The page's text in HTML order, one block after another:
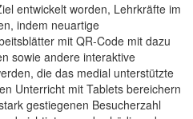
entwickelt worden, Lehrkräfte im
indem neuartige
mit QR-Code mit dazu
sowie andere interaktive
die das medial unterstützte
Unterricht mit Tablets bereichern
gestiegenen Besucherzahl